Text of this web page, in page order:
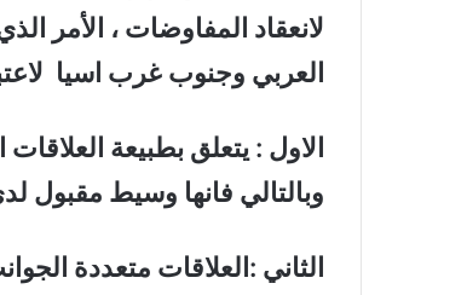
لانعقاد المفاوضات ، الأمر
العربي وجنوب غرب اسيا
الاول : يتعلق بطبيعة العلاقات
وبالتالي فانها وسيط مقبول
الثاني :العلاقات متعددة